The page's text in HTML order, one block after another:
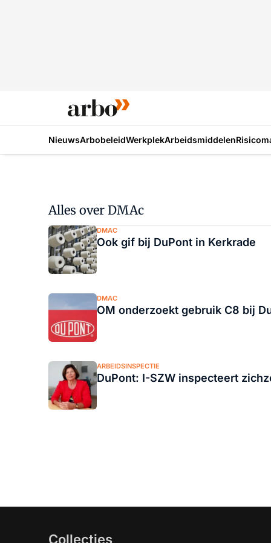
NieuwsArbobeleidWerkplekArbeidsmiddelen
Alles over DMAc
DMAC
Ook gif bij DuPont in Kerkrade
DMAC
OM onderzoekt gebruik C8 bij
ARBEIDSINSPECTIE
DuPont: I-SZW inspecteert
Collecties